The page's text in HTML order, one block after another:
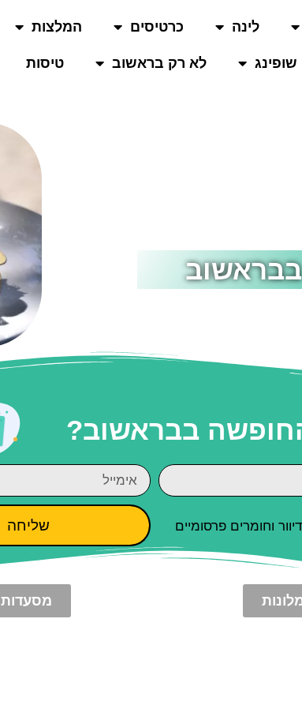
לינה כרטיסים המלצות
שופינג לא רק בראשוב טיסות
בבראשוב
בבראשוב?
וחומרים פרסומיים שליחה
מסעדות